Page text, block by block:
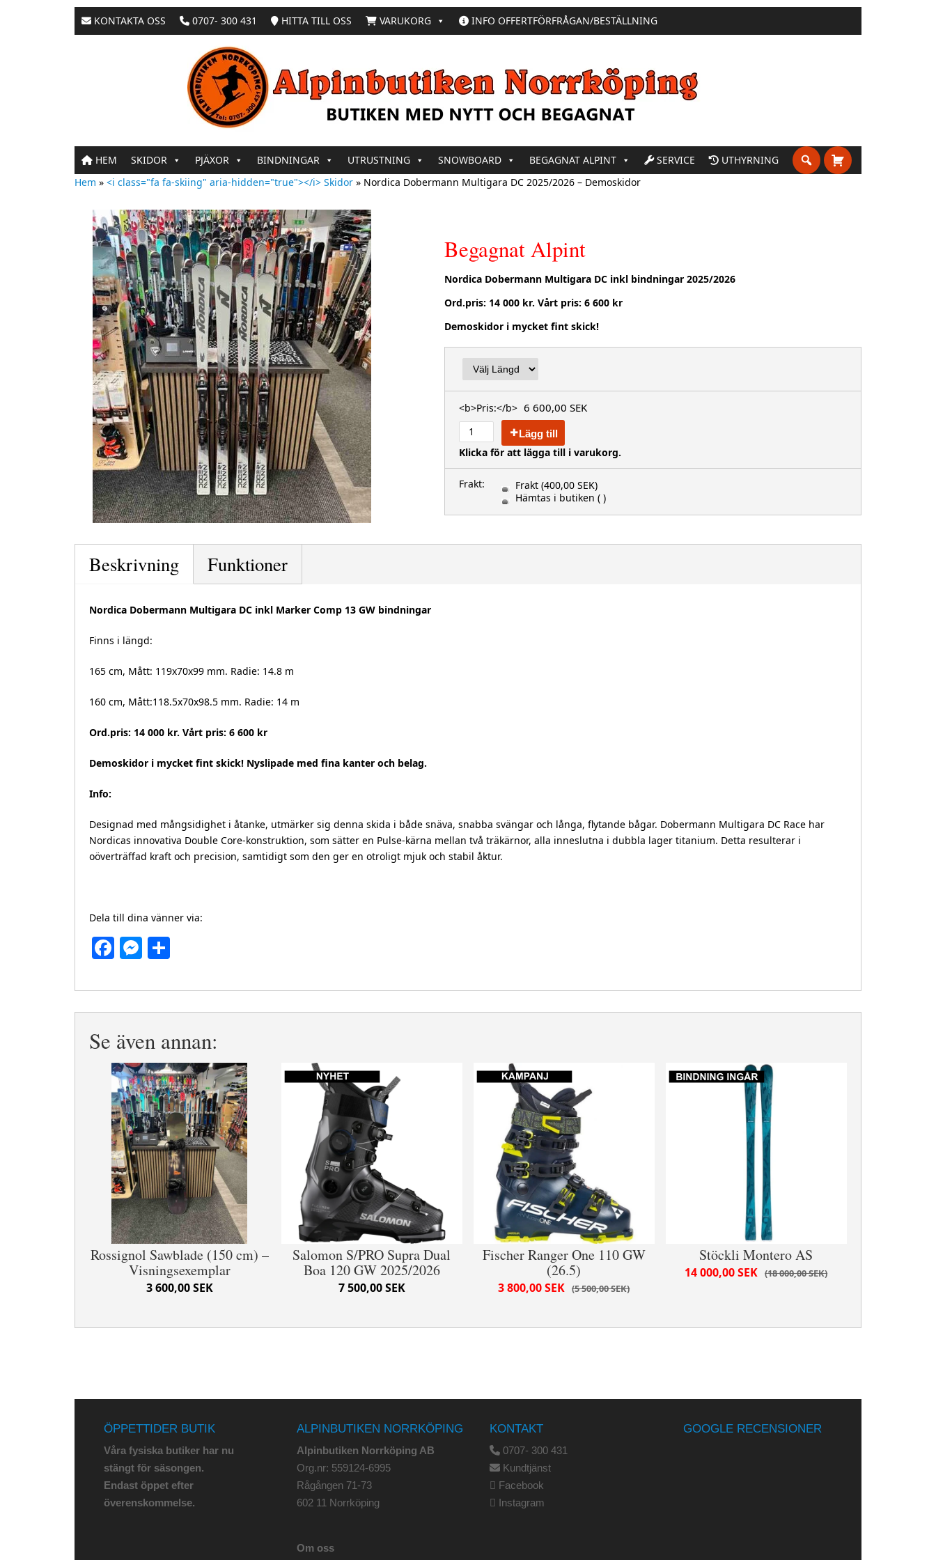
KONTAKTA OSS 0707- 300 431 HITTA TILL OSS VARUKORG INFO OFFERTFÖRFRÅGAN/BESTÄLLNING
HEM SKIDOR PJÄXOR BINDNINGAR UTRUSTNING SNOWBOARD BEGAGNAT ALPINT SERVICE
UTHYRNING
Hem » <i class="fa fa-skiing" aria-hidden="true"></i> Skidor » Nordica Dobermann Multigara DC 2025/2026 – Demoskidor
Begagnat Alpint
Nordica Dobermann Multigara DC inkl bindningar 2025/2026
Ord.pris: 14 000 kr. Vårt pris: 6 600 kr
Demoskidor i mycket fint skick!
<b>Pris:</b> 6 600,00 SEK
Lägg till
Klicka för att lägga till i varukorg.
Frakt: Frakt (400,00 SEK)
Hämtas i butiken ( )
Beskrivning Funktioner
Nordica Dobermann Multigara DC inkl Marker Comp 13 GW bindningar
Finns i längd:
165 cm, Mått: 119x70x99 mm. Radie: 14.8 m
160 cm, Mått:118.5x70x98.5 mm. Radie: 14 m
Ord.pris: 14 000 kr. Vårt pris: 6 600 kr
Demoskidor i mycket fint skick! Nyslipade med fina kanter och belag.
Info:
Designad med mångsidighet i åtanke, utmärker sig denna skida i både snäva, snabba svängar och långa, flytande bågar. Dobermann Multigara DC Race har
Nordicas innovativa Double Core-konstruktion, som sätter en Pulse-kärna mellan två träkärnor, alla inneslutna i dubbla lager titanium. Detta resulterar i
oöverträffad kraft och precision, samtidigt som den ger en otroligt mjuk och stabil åktur.
Dela till dina vänner via:
Facebook
Messenger
Se även annan:
Rossignol Sawblade (150 cm) –
Visningsexemplar
3 600,00 SEK
Salomon S/PRO Supra Dual
Boa 120 GW 2025/2026
7 500,00 SEK
Fischer Ranger One 110 GW
(26.5)
5 500,00 SEK
3 800,00 SEK
Stöckli Montero AS
18 000,00 SEK
14 000,00 SEK
ÖPPETTIDER BUTIK
Våra fysiska butiker har nu
stängt för säsongen.
Endast öppet efter
överenskommelse.
ALPINBUTIKEN NORRKÖPING
Alpinbutiken Norrköping AB
Org.nr: 559124-6995
Rågången 71-73
602 11 Norrköping
Om oss
KONTAKT
0707- 300 431
Kundtjänst
Facebook
Instagram
GOOGLE RECENSIONER